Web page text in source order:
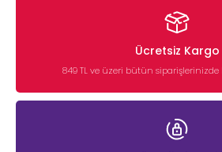
Ücretsiz Kargo
849 TL ve üzeri bütün siparişlerinizde